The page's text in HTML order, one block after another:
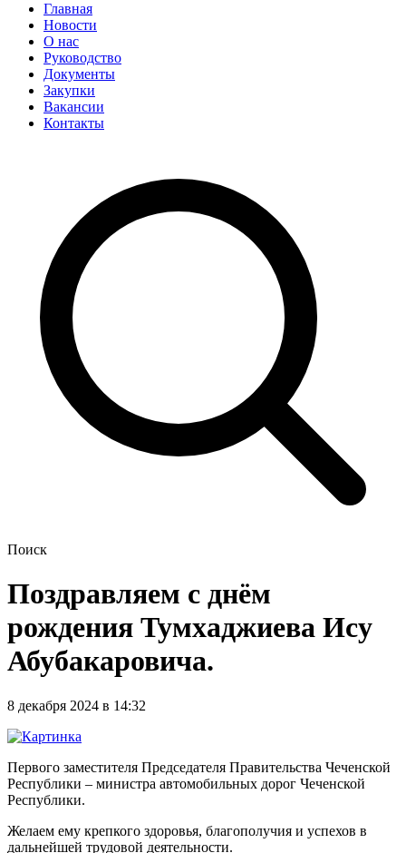
Главная
Новости
О нас
Руководство
Документы
Закупки
Вакансии
Контакты
Поиск
Поздравляем с днём
рождения Тумхаджиева Ису
Абубакаровича.
8 декабря 2024 в 14:32
Первого заместителя Председателя Правительства Чеченской
Республики – министра автомобильных дорог Чеченской
Республики.
Желаем ему крепкого здоровья, благополучия и успехов в
дальнейшей трудовой деятельности.